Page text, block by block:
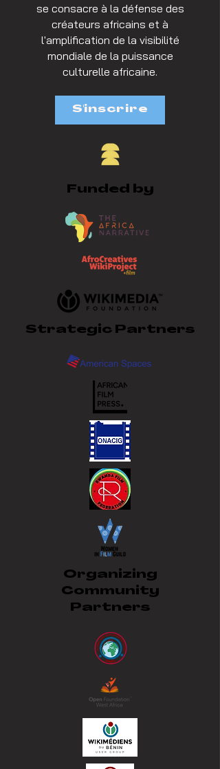
se consacre à la défense des
créateurs africains et à
l'amplification de la visibilité
mondiale de la puissance
culturelle africaine.
S'inscrire
Funded by
Strategic Partners
Organizing
Community
Partners